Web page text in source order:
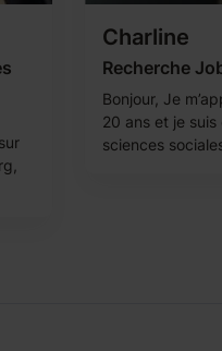
Charline
Recherche
Bonjour, Je
20 ans et je suis
sciences